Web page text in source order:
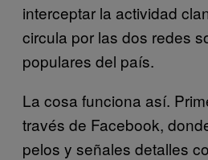
interceptar la actividad
circula por las dos redes
populares del país.
La cosa funciona así.
través de Facebook,
pelos y señales detalles